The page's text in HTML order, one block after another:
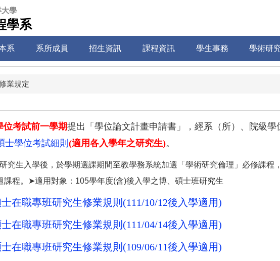
大學
學系
系 系所成員 招生資訊 課程資訊 學生事務 學術研
業規定
位考試前一學期提出「學位論文計畫申請書」，經系（所）、院級
士學位考試細則 (適用各入學年之研究生)。
究生入學後，於學期選課期間至教學務系統加選「學術研究倫理」必修課程
課程。➤適用對象：105學年度(含)後入學之博、碩士班研究生
在職專班研究生修業規則(111/10/12後入學適用)
在職專班研究生修業規則(111/04/14後入學適用)
在職專班研究生修業規則(109/06/11後入學適用)